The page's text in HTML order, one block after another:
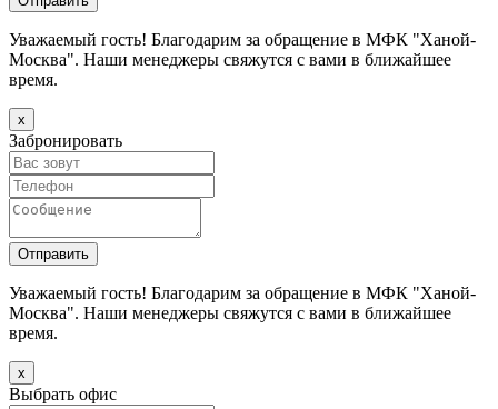
Уважаемый гость! Благодарим за обращение в МФК "Ханой-
Москва". Наши менеджеры свяжутся с вами в ближайшее
время.
х
Забронировать
Уважаемый гость! Благодарим за обращение в МФК "Ханой-
Москва". Наши менеджеры свяжутся с вами в ближайшее
время.
х
Выбрать офис